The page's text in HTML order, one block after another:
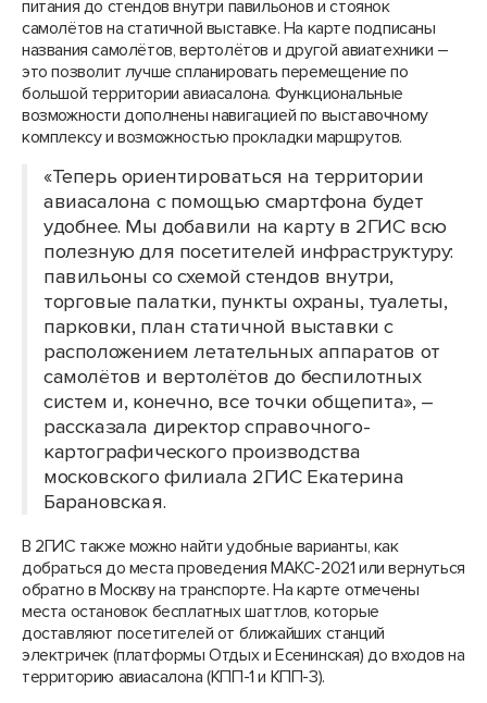
питания до стендов внутри павильонов и стоянок
самолётов на статичной выставке. На карте подписаны
названия самолётов, вертолётов и другой авиатехники –
это позволит лучше спланировать перемещение по
большой территории авиасалона. Функциональные
возможности дополнены навигацией по выставочному
комплексу и возможностью прокладки маршрутов.
«Теперь ориентироваться на территории
авиасалона с помощью смартфона будет
удобнее. Мы добавили на карту в 2ГИС всю
полезную для посетителей инфраструктуру:
павильоны со схемой стендов внутри,
торговые палатки, пункты охраны, туалеты,
парковки, план статичной выставки с
расположением летательных аппаратов от
самолётов и вертолётов до беспилотных
систем и, конечно, все точки общепита», –
рассказала директор справочного-
картографического производства
московского филиала 2ГИС Екатерина
Барановская.
В 2ГИС также можно найти удобные варианты, как
добраться до места проведения МАКС-2021 или вернуться
обратно в Москву на транспорте. На карте отмечены
места остановок бесплатных шаттлов, которые
доставляют посетителей от ближайших станций
электричек (платформы Отдых и Есенинская) до входов на
территорию авиасалона (КПП-1 и КПП-3).